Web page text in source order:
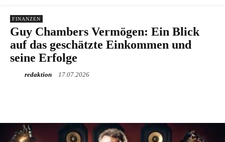
FINANZEN
Guy Chambers Vermögen: Ein Blick
auf das geschätzte Einkommen und
seine Erfolge
redaktion 17.07.2026